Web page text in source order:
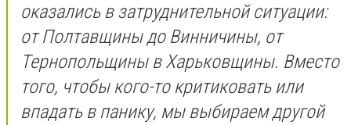
оказались в затруднительной ситуации:
от Полтавщины до Винничины, от
Тернопольщины в Харьковщины. Вместо
того, чтобы кого-то критиковать или
впадать в панику, мы выбираем другой